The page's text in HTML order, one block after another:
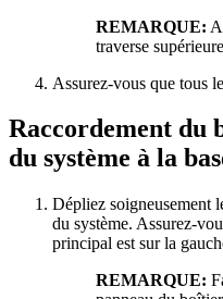
REMARQUE:
traverse
Assurez-vous que tous
Raccordement du
du système à la
Dépliez soigneusement
du système. Assurez-
principal est sur la
REMARQUE: